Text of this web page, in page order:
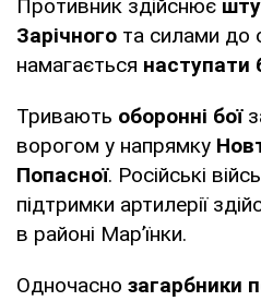
Противник здійснює
Зарічного та силами до
намагається наступати
Тривають оборонні бої
ворогом у напрямку
Попасної. Російські
підтримки артилерії
в районі Мар’їнки.
Одночасно загарбники